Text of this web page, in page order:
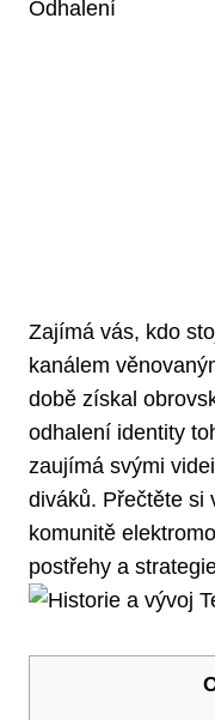
Zajímá vás, kdo
kanálem
době získal
odhalení identity
zaujímá svými
diváků. Přečtěte si
komunitě
postřehy a